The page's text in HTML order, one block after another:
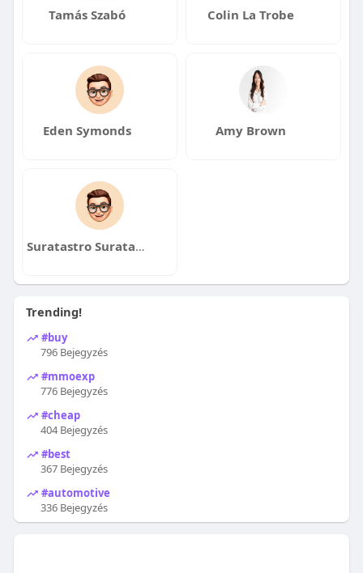
Tamás Szabó Colin La Trobe
Eden Symonds Amy Brown
Suratastro Suratastro
Trending!
#buy
796 Bejegyzés
#mmoexp
776 Bejegyzés
#cheap
404 Bejegyzés
#best
367 Bejegyzés
#automotive
336 Bejegyzés